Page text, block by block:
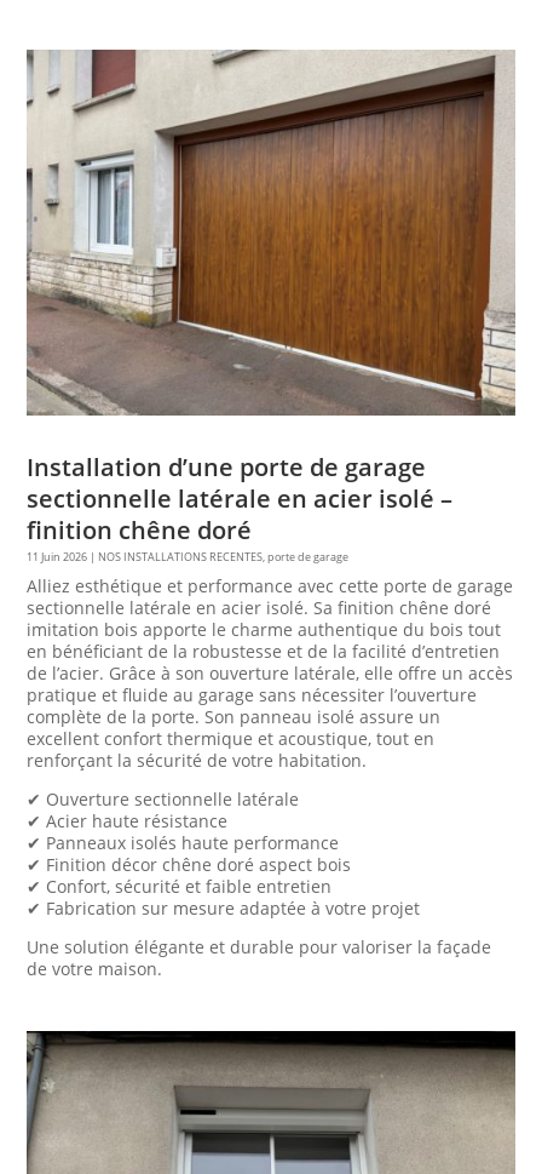
Installation d’une porte de garage
sectionnelle latérale en acier isolé –
finition chêne doré
11 Juin 2026 | NOS INSTALLATIONS RECENTES,porte de garage
Alliez esthétique et performance avec cette porte de garage
sectionnelle latérale en acier isolé. Sa finition chêne doré
imitation bois apporte le charme authentique du bois tout
en bénéficiant de la robustesse et de la facilité d’entretien
de l’acier. Grâce à son ouverture latérale, elle offre un accès
pratique et fluide au garage sans nécessiter l’ouverture
complète de la porte. Son panneau isolé assure un
excellent confort thermique et acoustique, tout en
renforçant la sécurité de votre habitation.
✔ Ouverture sectionnelle latérale
✔ Acier haute résistance
✔ Panneaux isolés haute performance
✔ Finition décor chêne doré aspect bois
✔ Confort, sécurité et faible entretien
✔ Fabrication sur mesure adaptée à votre projet
Une solution élégante et durable pour valoriser la façade
de votre maison.